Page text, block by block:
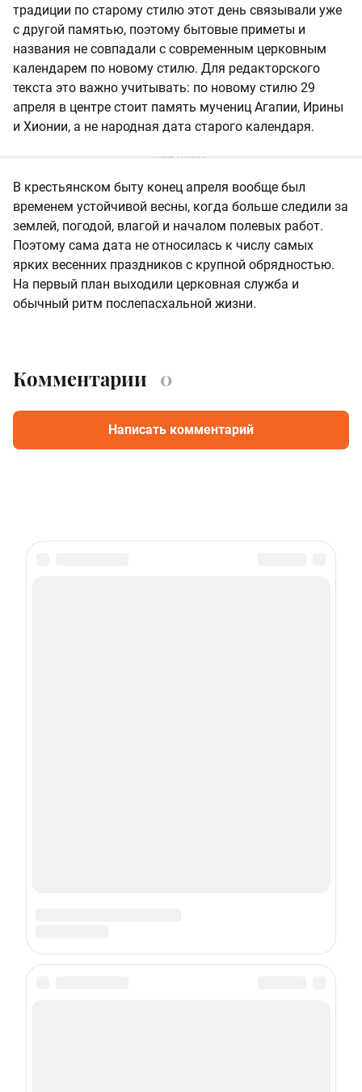
традиции по старому стилю этот день связывали уже
с другой памятью, поэтому бытовые приметы и
названия не совпадали с современным церковным
календарем по новому стилю. Для редакторского
текста это важно учитывать: по новому стилю 29
апреля в центре стоит память мучениц Агапии, Ирины
и Хионии, а не народная дата старого календаря.
В крестьянском быту конец апреля вообще был
временем устойчивой весны, когда больше следили за
землей, погодой, влагой и началом полевых работ.
Поэтому сама дата не относилась к числу самых
ярких весенних праздников с крупной обрядностью.
На первый план выходили церковная служба и
обычный ритм послепасхальной жизни.
Комментарии 0
Написать комментарий